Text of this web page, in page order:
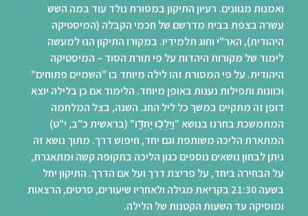
ואמנות מגוונים. רעיון התיקון במסורת נולד עוד במה השש
עשרה בצפת בבית מדרשם של חכמי הקבלה (המיסטיקה
היהודית), האר"י וחוג תלמידיו. במקורו התיקון הנו למעשה
לימוד של מקורות היהדות על פי תורת הסוד – המיסטיקה
היהודית. על פי המסורת זהו לילה מיוחד בו "השמיים פתוחים"
וכוונות ותפילות נענות באופן מיוחד. הלימוד אם כן בלילה יוצא
דופן זה מתקיים במשך כל ליל החג. השנה, בצל המלחמה
המתמשכת בחרנו בנושא "וַיֵּלְכ֥וּ יַחְדָּ֖ו" (בראשית כ"ב, י"ט)
המתארת הליכה משותפת וגם יחד, חיפוש דרך. מתוך נושא זה
ניתן לבחון נושאים נוספים כגון הליכה בתקופה קשה ומתאגרת,
על הבחירה ביחד, על פריצת דרך ועל אם הדרך. התיקון יחל
בשעה 21:30 בקריאת מגילה ולאחריו שיעורים, סרטים, הרצאות
ומוסיקה עד השעות הקטנות של הלילה.